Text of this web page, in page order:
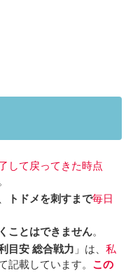
して戻ってきた時点
トドメを刺すまで毎日
ことはできません。
目安 総合戦力 」は、 私
記載しています。 この